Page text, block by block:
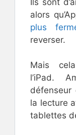
alors
plus
reverser.
Mais
l’iPad.
défenseur
la lecture
tablettes